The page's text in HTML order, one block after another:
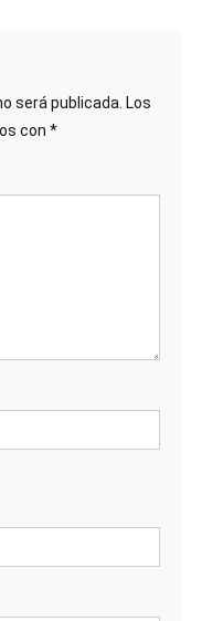
será publicada. Los
con *